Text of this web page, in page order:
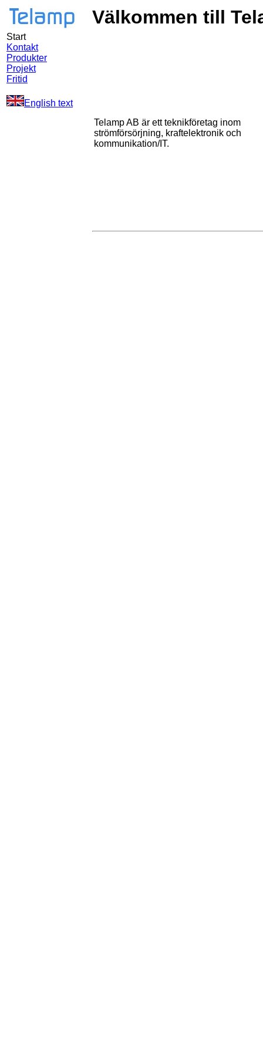
Start
Kontakt
Produkter
Projekt
Fritid
English text
Välkommen till
Telamp AB är ett teknikföretag inom
strömförsörjning, kraftelektronik och
kommunikation/IT.